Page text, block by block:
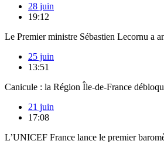
28 juin
19:12
Le Premier ministre Sébastien Lecornu a
25 juin
13:51
Canicule : la Région Île-de-France
21 juin
17:08
L’UNICEF France lance le premier